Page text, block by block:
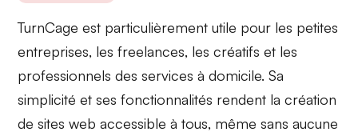
TurnCage est particulièrement utile pour les petites
entreprises, les freelances, les créatifs et les
professionnels des services à domicile. Sa
simplicité et ses fonctionnalités rendent la création
de sites web accessible à tous, même sans aucune